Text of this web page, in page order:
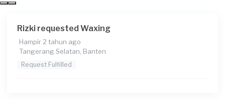
Rania Hawelly requested Waxing
Tangerang Selatan, Banten
Rizki requested Waxing
Hampir 2 tahun ago
Tangerang Selatan, Banten
Request Fulfilled